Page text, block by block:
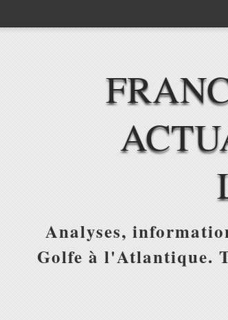
Analyses,
Golfe à l'Atlantique.